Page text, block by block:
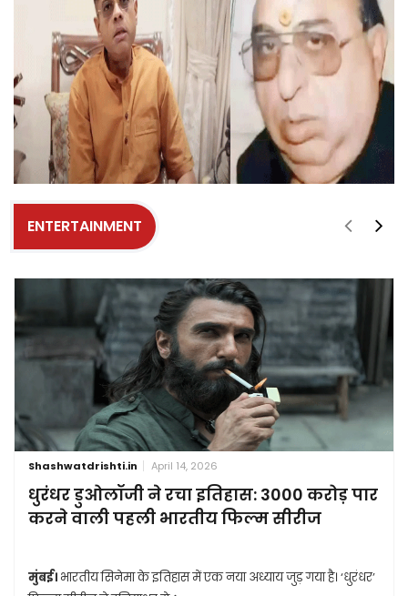
ENTERTAINMENT
Shashwatdrishti.in April 14, 2026
धुरंधर डुओलॉजी ने रचा इतिहास: 3000 करोड़ पार
करने वाली पहली भारतीय फिल्म सीरीज
मुंबई। भारतीय सिनेमा के इतिहास में एक नया अध्याय जुड़ गया है। ‘धुरंधर’